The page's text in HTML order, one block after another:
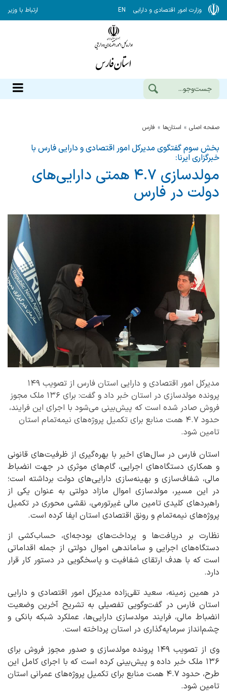
وزارت امور اقتصادی و دارایی EN ارتباط با وزیر
صفحه اصلی استان‌ها فارس
بخش سوم گفتگوی مدیرکل امور اقتصادی و دارایی فارس با
خبرگزاری ایرنا:
مولدسازی ۴.۷ همتی دارایی‌های
دولت در فارس
مدیرکل امور اقتصادی و دارایی استان فارس از تصویب ۱۴۹
پرونده مولدسازی در استان خبر داد و گفت: برای ۱۳۶ ملک مجوز
فروش صادر شده است که پیش‌بینی می‌شود با اجرای این فرایند،
حدود ۴.۷ همت منابع برای تکمیل پروژه‌های نیمه‌تمام استان
تامین شود.
استان فارس در سال‌های اخیر با بهره‌گیری از ظرفیت‌های قانونی
و همکاری دستگاه‌های اجرایی، گام‌های موثری در جهت انضباط
مالی، شفاف‌سازی و بهینه‌سازی دارایی‌های دولت برداشته است؛
در این مسیر، مولدسازی اموال مازاد دولتی به عنوان یکی از
راهبردهای کلیدی تامین مالی غیرتورمی، نقشی محوری در تکمیل
پروژه‌های نیمه‌تمام و رونق اقتصادی استان ایفا کرده است.
نظارت بر دریافت‌ها و پرداخت‌های بودجه‌ای، حساب‌کشی از
دستگاه‌های اجرایی و ساماندهی اموال دولتی از جمله اقداماتی
است که با هدف ارتقای شفافیت و پاسخگویی در دستور کار قرار
دارد.
در همین زمینه، سعید تقی‌زاده مدیرکل امور اقتصادی و دارایی
استان فارس در گفت‌وگویی تفصیلی به تشریح آخرین وضعیت
انضباط مالی، فرایند مولدسازی دارایی‌ها، عملکرد شبکه بانکی و
چشم‌انداز سرمایه‌گذاری در استان پرداخته است.
وی از تصویب ۱۴۹ پرونده مولدسازی و صدور مجوز فروش برای
۱۳۶ ملک خبر داده و پیش‌بینی کرده است که با اجرای کامل این
طرح، حدود ۴.۷ همت منابع برای تکمیل پروژه‌های عمرانی استان
تامین شود.